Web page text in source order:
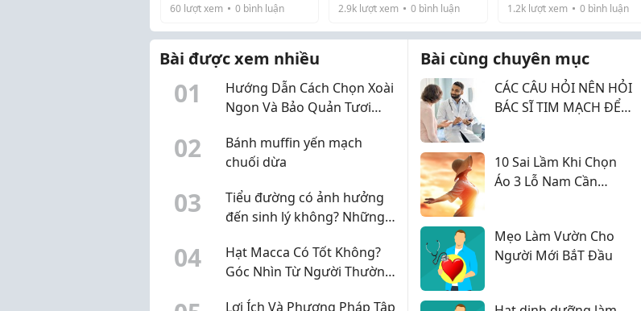
thế nào?
60 lượt xem 0 bình luận
siêu âm hay làm xét
nghiệm. Nhưng sau khi
tìm hiểu kỹ hơn thì mình
2.9k lượt xem 0 bình luận
dựa trên tiêu chí nào.
Theo mình, khoảng cách
gần hay gói khám nhiều
chưa phải...
1.2klượt xem 0bình luận
Bài được xem nhiều
01
Hướng Dẫn Cách Chọn Xoài
Ngon Và Bảo Quản Tươi
02
Bánh muffin yến mạch
chuối dừa
03
Tiểu đường có ảnh hưởng
đến sinh lý không? Những
04
Hạt Macca Có Tốt Không?
Góc Nhìn Từ Người Thường
Lợi Ích Và Phương Pháp Tập
Bài cùng chuyên mục
CÁC CÂU HỎI NÊN HỎI
BÁC SĨ TIM MẠCH ĐỂ
10 Sai Lầm Khi Chọn
Áo 3 Lỗ Nam Cần
Mẹo Làm Vườn Cho
Người Mới BắT Đầu